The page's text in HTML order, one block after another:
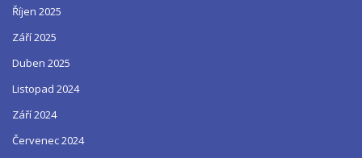
Říjen 2025
Září 2025
Duben 2025
Listopad 2024
Září 2024
Červenec 2024